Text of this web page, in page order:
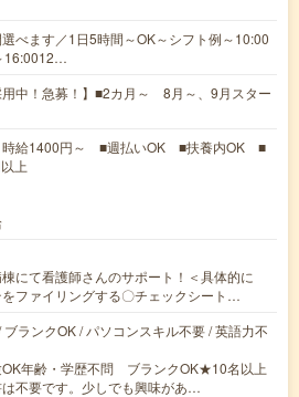
べます／1日5時間～OK～シフト例～10:00
16:0012…
用中！急募！】■2カ月～ 8月～、9月スター
時給1400円～ ■週払いOK ■扶養内OK ■
上
にて看護師さんのサポート！＜具体的に
ファイリングする〇チェックシート…
ランクOK / パソコンスキル不要 / 英語力不
OK年齢・学歴不問 ブランクOK★10名以上
不要です。少しでも興味があ…